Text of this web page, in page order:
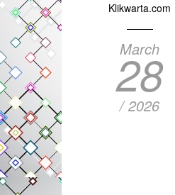
Klikwarta.com
March
28
/ 2026